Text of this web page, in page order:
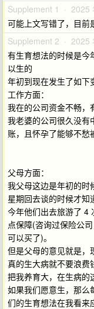
Supplement 1 · 2025
可能上文写错了，目前
Supplement 2 · 2025
有生育想法的时候是今
以生的
年初到现在发生了如下
工作方面：
我在的公司资金不畅，
我老婆的公司很久没有
账，且怀孕了能够不愁
父母方面：
我父母这边是年初的时
星期回去谈的时候才
今年他们出去旅游了 4
点保障(咨询过保险公
可以买了)。
但是父母的意见就是，
真的生大病就不要浪费
把我养育大，在生病的
如果我们愿意生，那么
们的生育想法在我看来